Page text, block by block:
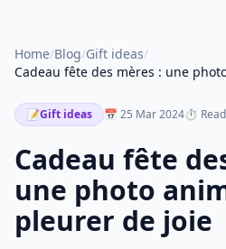
Home/Blog/Gift ideas/
📝Gift ideas 📅 25 Mar 2024⏱
Cadeau fête
une photo
pleurer de joie